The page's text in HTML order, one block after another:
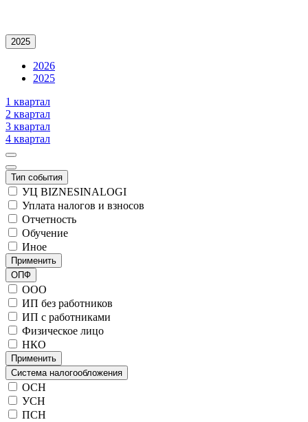
2025
2026
2025
1 квартал
2 квартал
3 квартал
4 квартал
Тип события
УЦ BIZNESINALOGI
Уплата налогов и взносов
Отчетность
Обучение
Иное
Применить
ОПФ
ООО
ИП без работников
ИП с работниками
Физическое лицо
НКО
Применить
Система налогообложения
ОСН
УСН
ПСН